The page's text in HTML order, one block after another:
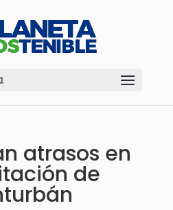
atrasos en
de